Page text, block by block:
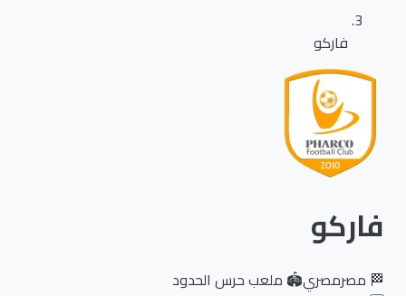
فاركو
فاركو
مصرمصري🏟️ملعب حرس الحدود